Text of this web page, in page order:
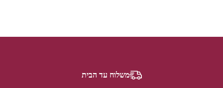
משלוח עד הבית